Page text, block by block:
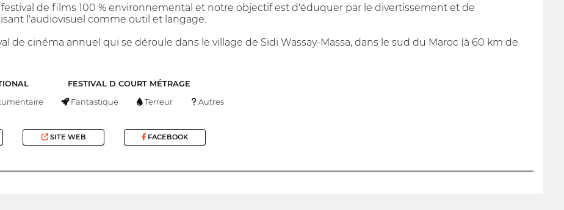
de films 100 % environnemental et notre objectif est d'éduquer par le divertissement et de
l'audiovisuel comme outil et langage.
de cinéma annuel qui se déroule dans le village de Sidi Wassay-Massa, dans le sud du Maroc (à 60 km de
FESTIVAL D COURT MÉTRAGE
Fantastique Terreur Autres
SITE WEB FACEBOOK